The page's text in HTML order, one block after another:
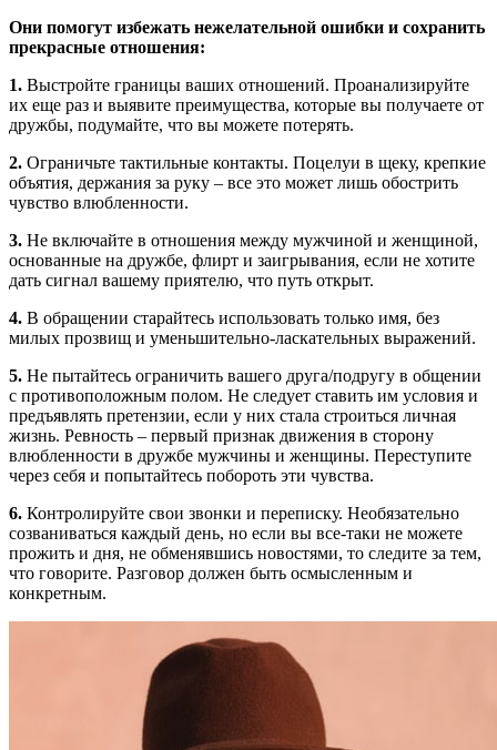
Они помогут избежать нежелательной ошибки и сохранить
прекрасные отношения:
1. Выстройте границы ваших отношений. Проанализируйте
их еще раз и выявите преимущества, которые вы получаете от
дружбы, подумайте, что вы можете потерять.
2. Ограничьте тактильные контакты. Поцелуи в щеку, крепкие
объятия, держания за руку – все это может лишь обострить
чувство влюбленности.
3. Не включайте в отношения между мужчиной и женщиной,
основанные на дружбе, флирт и заигрывания, если не хотите
дать сигнал вашему приятелю, что путь открыт.
4. В обращении старайтесь использовать только имя, без
милых прозвищ и уменьшительно-ласкательных выражений.
5. Не пытайтесь ограничить вашего друга/подругу в общении
с противоположным полом. Не следует ставить им условия и
предъявлять претензии, если у них стала строиться личная
жизнь. Ревность – первый признак движения в сторону
влюбленности в дружбе мужчины и женщины. Переступите
через себя и попытайтесь побороть эти чувства.
6. Контролируйте свои звонки и переписку. Необязательно
созваниваться каждый день, но если вы все-таки не можете
прожить и дня, не обменявшись новостями, то следите за тем,
что говорите. Разговор должен быть осмысленным и
конкретным.